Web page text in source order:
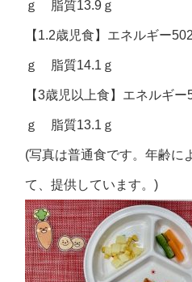
ｇ 脂質13.9ｇ
【1.2歳児食】エネルギー
ｇ 脂質14.1ｇ
【3歳児以上食】エネルギ
ｇ 脂質13.1ｇ
(写真は普通食です。年齢に
て、提供しています。)